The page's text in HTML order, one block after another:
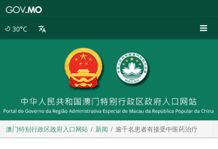
30°C
澳门特别行政区政府入口网站 新闻 逾千名患者有接受中医药治疗